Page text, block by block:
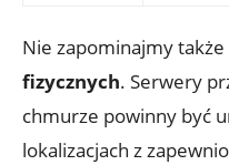
Nie zapominajmy także
fizycznych. Serwery
chmurze powinny być
lokalizacjach z